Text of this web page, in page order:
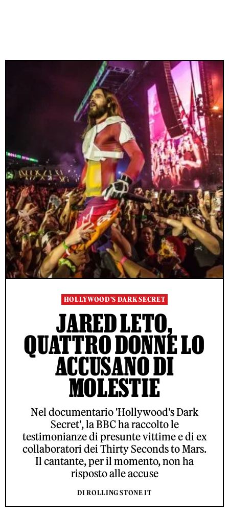
HOLLYWOOD'S DARK SECRET
JARED LETO,
QUATTRO DONNE LO
ACCUSANO DI
MOLESTIE
Nel documentario 'Hollywood's Dark
Secret', la BBC ha raccolto le
testimonianze di presunte vittime e di ex
collaboratori dei Thirty Seconds to Mars.
Il cantante, per il momento, non ha
risposto alle accuse
DI ROLLING STONE IT